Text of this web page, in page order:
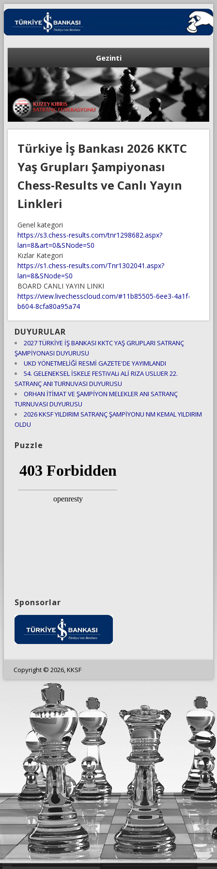
Gezinti
Türkiye İş Bankası 2026 KKTC
Yaş Grupları Şampiyonası
Chess-Results ve Canlı Yayın
Linkleri
Genel kategori
https://s3.chess-results.com/tnr1298682.aspx?
lan=8&art=0&SNode=S0
Kızlar Kategori
https://s1.chess-results.com/Tnr1302041.aspx?
lan=8&SNode=S0
BOARD CANLI YAYIN LINKI
https://view.livechesscloud.com/#11b85505-6ee3-4a1f-
b604-8cfa80a95a74
DUYURULAR
2027 TÜRKİYE İŞ BANKASI KKTC YAŞ GRUPLARI SATRANÇ
ŞAMPİYONASI DUYURUSU
UKD YÖNETMELİĞİ RESMİ GAZETE'DE YAYIMLANDI
54. GELENEKSEL İSKELE FESTiVALi ALİ RIZA USLUER 22.
SATRANÇ ANI TURNUVASI DUYURUSU
ORHAN İTİMAT VE ŞAMPİYON MELEKLER ANI SATRANÇ
TURNUVASI DUYURUSU
2026 KKSF YILDIRIM SATRANÇ ŞAMPİYONU NM KEMAL YILDIRIM
OLDU
Puzzle
Sponsorlar
Copyright © 2026, KKSF